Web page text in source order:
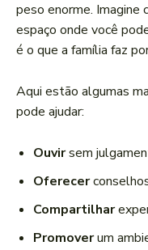
peso enorme. Imagine
espaço onde você
é o que a família faz
Aqui estão algumas
pode ajudar:
Ouvirsem
Oferecer
Compartilhar
Promoverum